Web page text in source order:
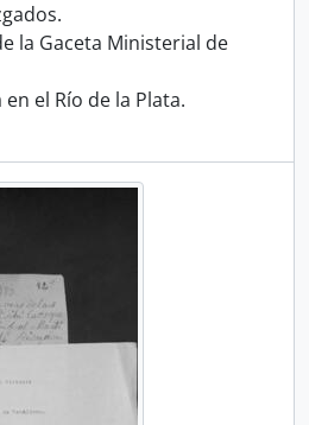
la Gaceta Ministerial de
el Río de la Plata.